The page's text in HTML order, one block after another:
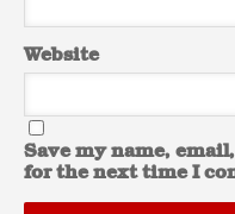
Website
Save my name,
for the next time I